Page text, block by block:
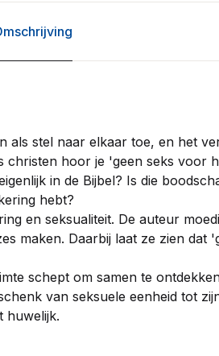
als stel naar elkaar toe, en het
christen hoor je 'geen seks voor
in de Bijbel? Is die
hebt?
en seksualiteit. De auteur
maken. Daarbij laat ze zien dat
schept om samen te
van seksuele eenheid tot
huwelijk.